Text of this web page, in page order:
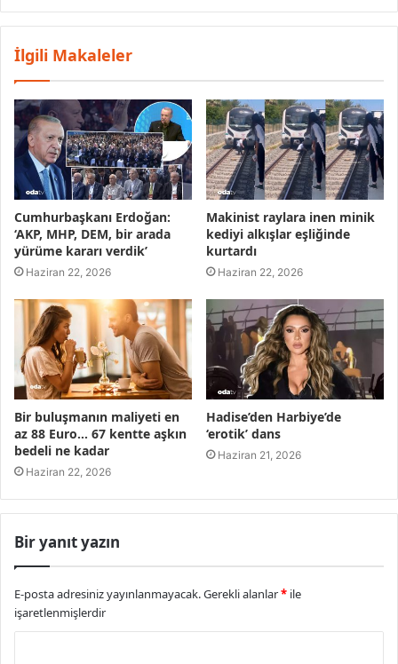
İlgili Makaleler
Cumhurbaşkanı Erdoğan:
‘AKP, MHP, DEM, bir arada
yürüme kararı verdik’
Haziran 22, 2026
Makinist raylara inen minik
kediyi alkışlar eşliğinde
kurtardı
Haziran 22, 2026
Bir buluşmanın maliyeti en
az 88 Euro… 67 kentte aşkın
bedeli ne kadar
Haziran 22, 2026
Hadise’den Harbiye’de
‘erotik’ dans
Haziran 21, 2026
Bir yanıt yazın
E-posta adresiniz yayınlanmayacak.Gerekli alanlar* ile
işaretlenmişlerdir